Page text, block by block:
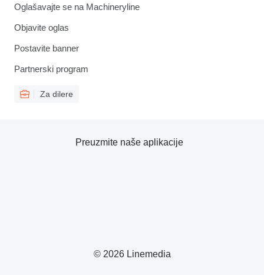
Oglašavajte se na Machineryline
Objavite oglas
Postavite banner
Partnerski program
Za dilere
© 2026 Linemedia
Preuzmite naše aplikacije